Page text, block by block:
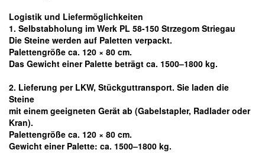
Logistik und Liefermöglichkeiten
1. Selbstabholung im Werk PL 58-150 Strzegom Striegau
Die Steine werden auf Paletten verpackt.
Palettengröße ca. 120 × 80 cm.
Das Gewicht einer Palette beträgt ca. 1500–1800 kg.
2. Lieferung per LKW, Stückguttransport. Sie laden die
Steine
mit einem geeigneten Gerät ab (Gabelstapler, Radlader oder
Kran).
Palettengröße ca. 120 × 80 cm.
Gewicht einer Palette: ca. 1500–1800 kg.